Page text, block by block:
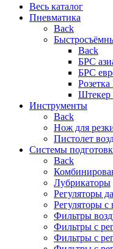
Весь каталог
Пневматика
Back
Back
БРС
БРС
Штекер
Инструменты
Back
Нож для
Пистолет
Системы
Back
Лубрикаторы
Регуляторы
Регуляторы
Фильтры
Фильтры с
Фильтры с